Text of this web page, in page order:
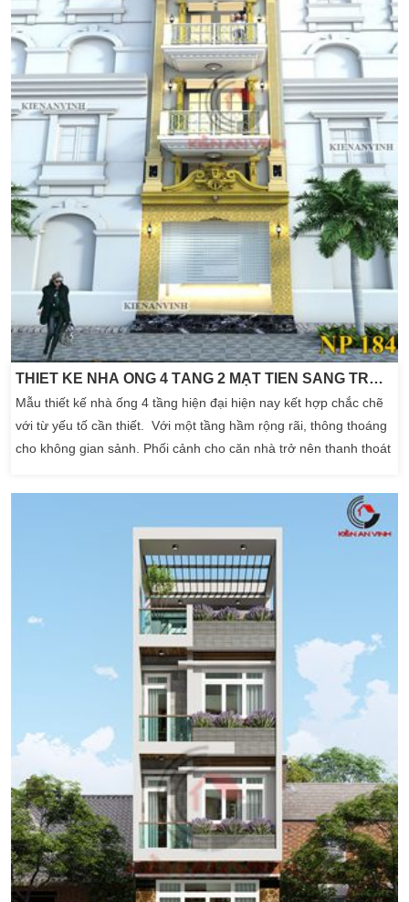
THIẾT KẾ NHÀ ỐNG 4 TẦNG 2 MẶT TIỀN SANG TRỌNG
Mẫu thiết kế nhà ống 4 tầng hiện đại hiện nay kết hợp chắc chẽ
với từ yếu tố cần thiết. Với một tầng hầm rộng rãi, thông thoáng
cho không gian sảnh. Phối cảnh cho căn nhà trở nên thanh thoát
phong cách hiện đại. Hình thức kiến trúc của ngôi nhà khá đơn